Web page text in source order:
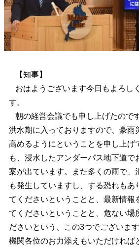
【知事】
おはようございます今日もよろし
す。
朝の経営会議でも申し上げたので
洪水期に入っておりますので、豪雨
高めるようにということを申し上げ
も、浸水したアンダーパス地下道で
案が出ています。また多くの雨で、
も発生していますし、する恐れもあ
てくださいということと、最新情報
てくださいということと、危ない場
ださいという、この3つでございま
機関各位のお力添えもいただければ